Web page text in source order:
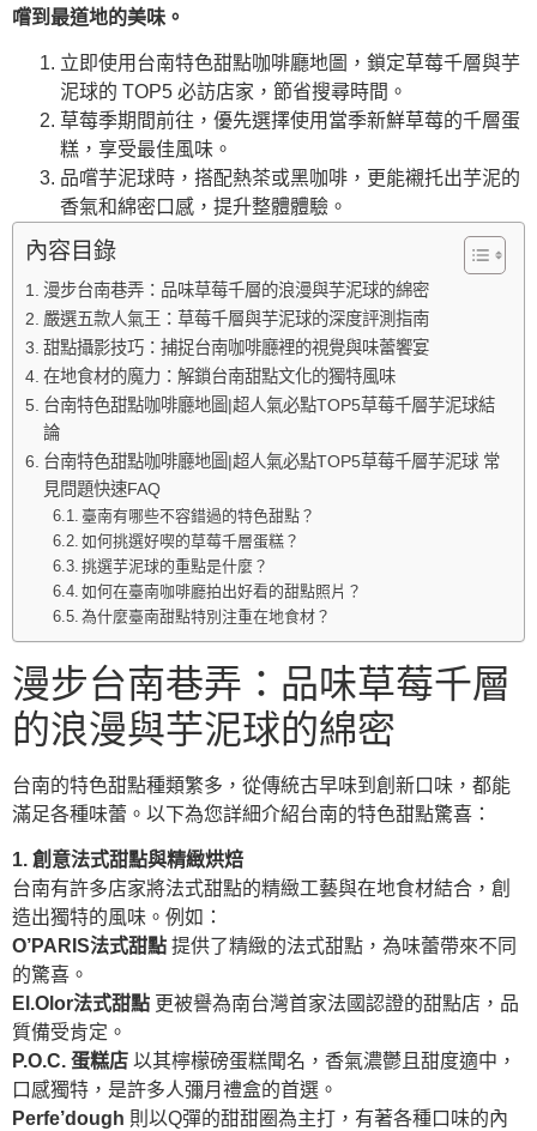
嚐到最道地的美味。
立即使用台南特色甜點咖啡廳地圖，鎖定草莓千層與芋
泥球的 TOP5 必訪店家，節省搜尋時間。
草莓季期間前往，優先選擇使用當季新鮮草莓的千層蛋
糕，享受最佳風味。
品嚐芋泥球時，搭配熱茶或黑咖啡，更能襯托出芋泥的
香氣和綿密口感，提升整體體驗。
內容目錄
漫步台南巷弄：品味草莓千層的浪漫與芋泥球的綿密
嚴選五款人氣王：草莓千層與芋泥球的深度評測指南
甜點攝影技巧：捕捉台南咖啡廳裡的視覺與味蕾饗宴
在地食材的魔力：解鎖台南甜點文化的獨特風味
台南特色甜點咖啡廳地圖|超人氣必點TOP5草莓千層芋泥球結
論
台南特色甜點咖啡廳地圖|超人氣必點TOP5草莓千層芋泥球 常
見問題快速FAQ
臺南有哪些不容錯過的特色甜點？
如何挑選好喫的草莓千層蛋糕？
挑選芋泥球的重點是什麼？
如何在臺南咖啡廳拍出好看的甜點照片？
為什麼臺南甜點特別注重在地食材？
漫步台南巷弄：品味草莓千層
的浪漫與芋泥球的綿密
台南的特色甜點種類繁多，從傳統古早味到創新口味，都能
滿足各種味蕾。以下為您詳細介紹台南的特色甜點驚喜：
1. 創意法式甜點與精緻烘焙
台南有許多店家將法式甜點的精緻工藝與在地食材結合，創
造出獨特的風味。例如：
O’PARIS法式甜點 提供了精緻的法式甜點，為味蕾帶來不同
的驚喜。
El.Olor法式甜點 更被譽為南台灣首家法國認證的甜點店，品
質備受肯定。
P.O.C. 蛋糕店 以其檸檬磅蛋糕聞名，香氣濃鬱且甜度適中，
口感獨特，是許多人彌月禮盒的首選。
Perfe’dough 則以Q彈的甜甜圈為主打，有著各種口味的內